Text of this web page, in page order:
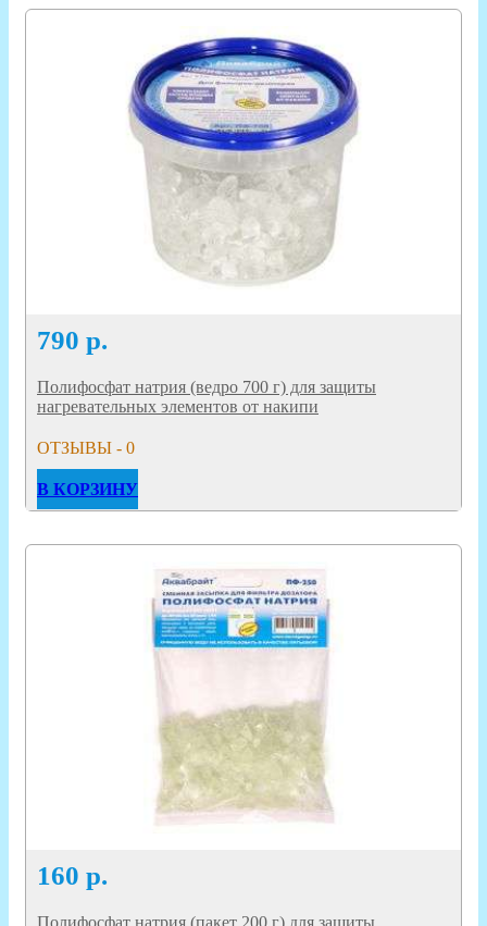
790 р.
Полифосфат натрия (ведро 700 г) для защиты
нагревательных элементов от накипи
ОТЗЫВЫ - 0
В КОРЗИНУ
160 р.
Полифосфат натрия (пакет 200 г) для защиты